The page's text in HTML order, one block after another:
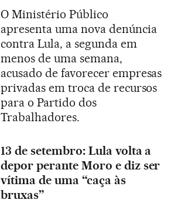
O Ministério Público
apresenta uma nova denúncia
contra Lula, a segunda em
menos de uma semana,
acusado de favorecer empresas
privadas em troca de recursos
para o Partido dos
Trabalhadores.
13 de setembro: Lula volta a
depor perante Moro e diz ser
vítima de uma “caça às
bruxas”